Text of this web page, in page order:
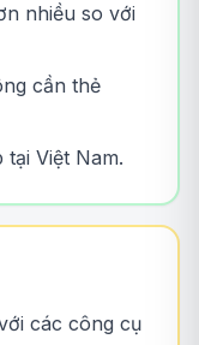
nhiều so với
cần thẻ
Việt Nam.
các công cụ